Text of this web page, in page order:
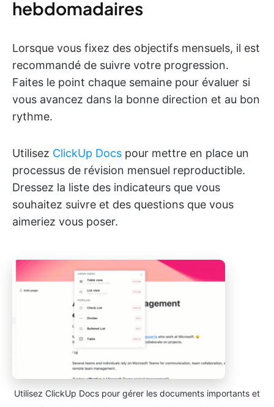
hebdomadaires
Lorsque vous fixez des objectifs mensuels, il est
recommandé de suivre votre progression.
Faites le point chaque semaine pour évaluer si
vous avancez dans la bonne direction et au bon
rythme.
Utilisez ClickUp Docs pour mettre en place un
processus de révision mensuel reproductible.
Dressez la liste des indicateurs que vous
souhaitez suivre et des questions que vous
aimeriez vous poser.
Utilisez ClickUp Docs pour gérer les documents importants et